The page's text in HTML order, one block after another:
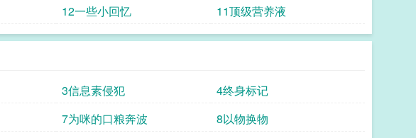
养母，哥哥，两亩番茄田。”“那来克我试试。”“神经病，滚出去！”*废墟
末日生存游戏。就在近日，占领了最多资源地的某工会突然改名为[夕
变成了一颗由像素点聚集成的卷心菜。别问，问就是因为会长最近异常
。“哥们要去追求诗和远方了。”背起装满种子的麻袋，裴烬颠了颠手
当甩手掌柜的裴烬拦下来：“单人屠城能连鲨三天三夜的疯子你他妈装什
屠城可比种卷心菜简单多了。”把权限往副会长头上一甩，裴烬驾驶着飞
飞去，他这次离开的时间有点久，也不知道那个像素小朋友等急了没。
12一些小回忆 11顶级营养液
3信息素侵犯
4终身标记
7为咪的口粮奔波
8以物换物